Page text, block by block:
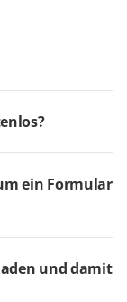
ein Formular
und damit